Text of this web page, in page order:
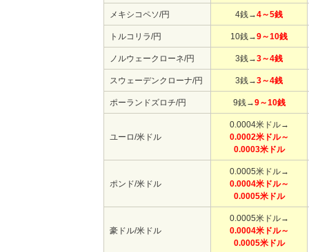
メキシコペソ/円 4銭→4～5銭
トルコリラ/円 10銭→9～10銭
ノルウェークローネ/円 3銭→3～4銭
スウェーデンクローナ/円 3銭→3～4銭
ポーランドズロチ/円 9銭→9～10銭
ユーロ/米ドル
0.0004米ドル→
0.0002米ドル～
0.0003米ドル
ポンド/米ドル
0.0005米ドル→
0.0004米ドル～
0.0005米ドル
豪ドル/米ドル
0.0005米ドル→
0.0004米ドル～
0.0005米ドル